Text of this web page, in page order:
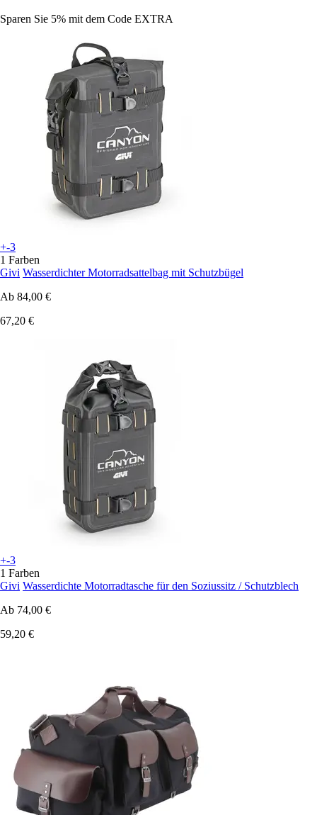
Sparen Sie 5% mit dem Code EXTRA
+-3
1 Farben
Givi Wasserdichter Motorradsattelbag mit Schutzbügel
Ab 84,00 €
67,20 €
+-3
1 Farben
Givi Wasserdichte Motorradtasche für den Soziussitz / Schutzblech
Ab 74,00 €
59,20 €